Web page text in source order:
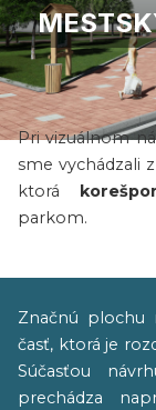
O
Pri vizuálnom
sme vychádzali z
ktorá
parkom.
Značnú plochu
časť, ktorá je
Súčasťou
prechádza